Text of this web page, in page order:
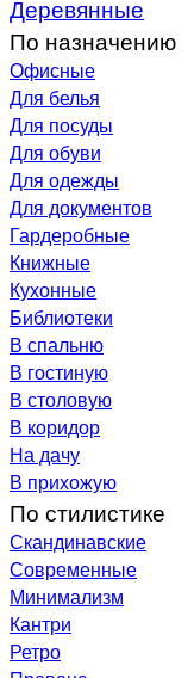
Деревянные
По назначению
Офисные
Для белья
Для посуды
Для обуви
Для одежды
Для документов
Гардеробные
Книжные
Кухонные
Библиотеки
В спальню
В гостиную
В столовую
В коридор
На дачу
В прихожую
По стилистике
Скандинавские
Современные
Минимализм
Кантри
Ретро